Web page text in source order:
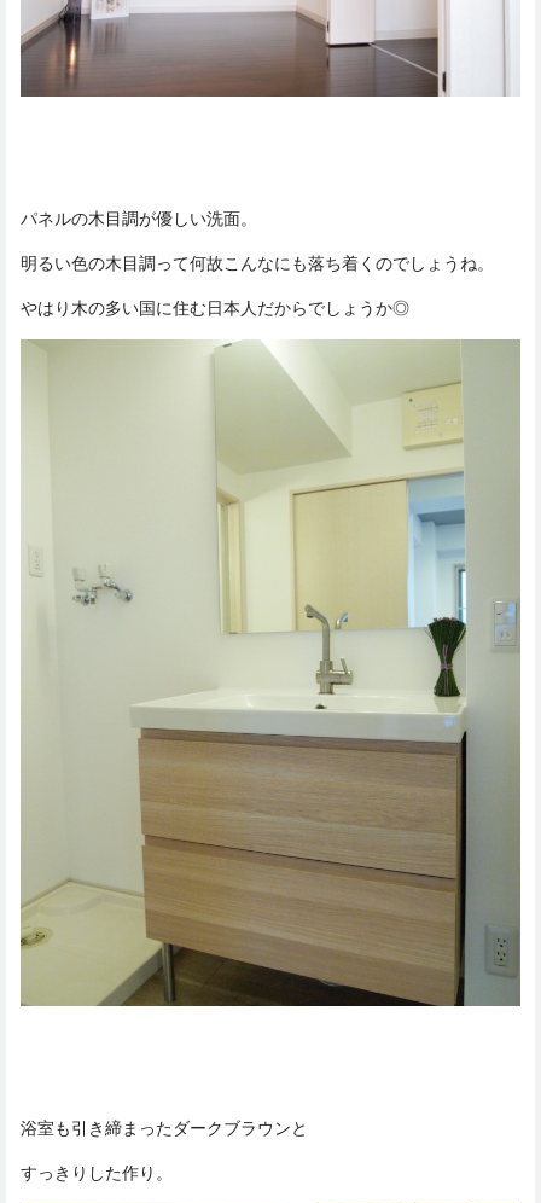
パネルの木目調が優しい洗面。
明るい色の木目調って何故こんなにも落ち着くのでしょうね。
やはり木の多い国に住む日本人だからでしょうか◎
浴室も引き締まったダークブラウンと
すっきりした作り。